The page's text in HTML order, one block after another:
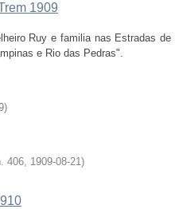
1909
Ruy e familia nas Estradas
e Rio das Pedras".
)
406, 1909-08-21)